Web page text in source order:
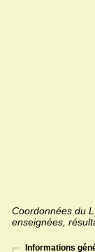
Coordonnées du
enseignées,
Informations